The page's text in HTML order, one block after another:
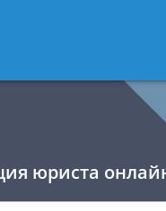
- Юрист по
юриста